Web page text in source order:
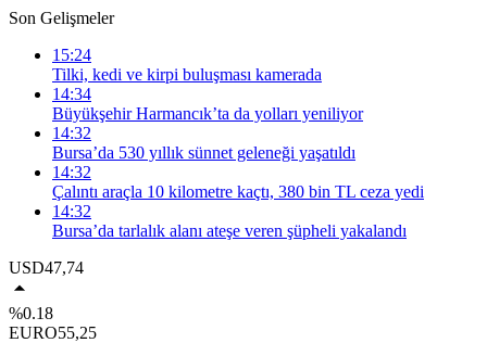
Son Gelişmeler
15:24
Tilki, kedi ve kirpi buluşması kamerada
14:34
Büyükşehir Harmancık’ta da yolları yeniliyor
14:32
Bursa’da 530 yıllık sünnet geleneği yaşatıldı
14:32
Çalıntı araçla 10 kilometre kaçtı, 380 bin TL ceza yedi
14:32
Bursa’da tarlalık alanı ateşe veren şüpheli yakalandı
USD47,74
%0.18
EURO55,25